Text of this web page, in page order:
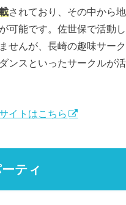
されており、その中から
可能です。佐世保で活動
せんが、長崎の趣味サー
ンスといったサークルが
イトはこちら
ティ